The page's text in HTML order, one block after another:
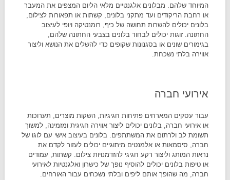
המיוחד שלהם. מבלונים אלגנטיים מלאי הליום המצפים את המעבר
או רחבת הריקודים ועד מתקני בלונים, קשתות או תפאורות לצילום,
בלונים יכולים להשרות תחושה של כיף, רומנטיקה ויופי לעיצוב
החתונה. זוגות יכולים לבחור בלונים בצבעי החתונה שלהם,
בגימורים שונים או בסגנונות שקופים כדי להשלים את הנושא וליצור
אווירה בלתי נשכחת.
אירועי חברה
עבור עסקים המארחים פתיחות חגיגיות, השקות מוצרים, תערוכות
או אירועי חברה, בלונים יכולים ליצור אווירה חגיגית ומזמינה, למשוך
תשומת לב ולרתום את המשתתפים. בלונים בעיצוב אישי עם לוגו של
חברה, סיסמאות או אלמנטים מיתוגיים יכולים לעזור לקדם את
נראות המותג וליצור רקע חגיגי להזדמנויות צילום. קשתות, עמודים
או טיפות בלונים יכולים להוסיף נופך של כישרון ואלגנטיות לאירועי
חברה, מה שהופך אותם ליפים ובלתי נשכחים עבור האורחים.